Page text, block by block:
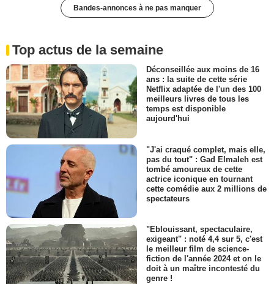
Bandes-annonces à ne pas manquer
Top actus de la semaine
Déconseillée aux moins de 16
ans : la suite de cette série
Netflix adaptée de l'un des 100
meilleurs livres de tous les
temps est disponible
aujourd'hui
"J'ai craqué complet, mais elle,
pas du tout" : Gad Elmaleh est
tombé amoureux de cette
actrice iconique en tournant
cette comédie aux 2 millions de
spectateurs
"Eblouissant, spectaculaire,
exigeant" : noté 4,4 sur 5, c'est
le meilleur film de science-
fiction de l'année 2024 et on le
doit à un maître incontesté du
genre !